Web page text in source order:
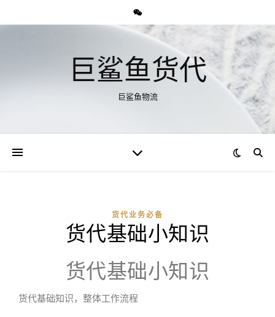
巨鲨鱼货代
巨鲨鱼物流
货代业务必备
货代基础小知识
货代基础小知识
货代基础知识，整体工作流程